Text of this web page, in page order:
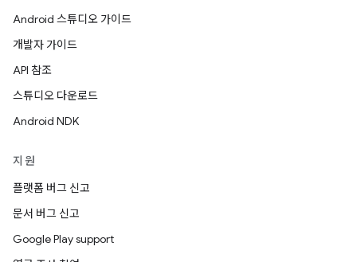
Android 스튜디오 가이드
개발자 가이드
API 참조
스튜디오 다운로드
Android NDK
지원
플랫폼 버그 신고
문서 버그 신고
Google Play support